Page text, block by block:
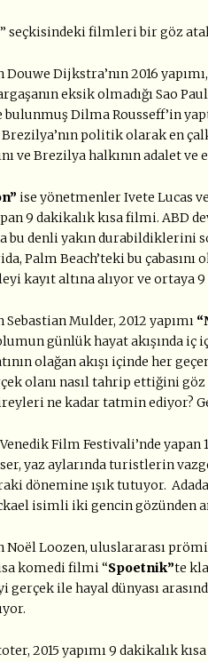
seçkisindeki filmleri bir göz
Dijkstra’nın 2016
eksik olmadığı Sao
bulunmuş Dilma Rousseff’in
politik olarak en
ve Brezilya halkının adalet ve
ise yönetmenler Ivete Lucas
9 dakikalık kısa filmi. ABD
bu denli yakın durabildiklerini
Palm Beach’teki bu
kayıt altına alıyor ve ortaya
Mulder, 2012 yapımı
günlük hayat akışında iç
olağan akışı içinde her
olanı nasıl tahrip ettiğini
ne kadar tatmin ediyor?
Film Festivali’nde yapan
yaz aylarında turistlerin
dönemine ışık tutuyor.
isimli iki gencin gözünden
Loozen, uluslararası
komedi filmi “Spoetnik”te
ile hayal dünyası
2015 yapımı 9 dakikalık